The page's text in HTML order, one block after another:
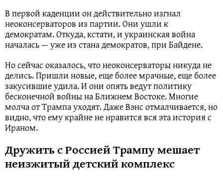
В первой каденции он действительно изгнал
неоконсерваторов из партии. Они ушли к
демократам. Откуда, кстати, и украинская война
началась — уже из стана демократов, при Байдене.
Но сейчас оказалось, что неоконсерваторы никуда не
делись. Пришли новые, еще более мрачные, еще более
закусившие удила. И они опять ведут политику
бесконечной войны на Ближнем Востоке. Многие
молча от Трампа уходят. Даже Вэнс отмалчивается, но
видно, что ему крайне не нравится вся эта история с
Ираном.
Дружить с Россией Трампу мешает
неизжитый детский комплекс